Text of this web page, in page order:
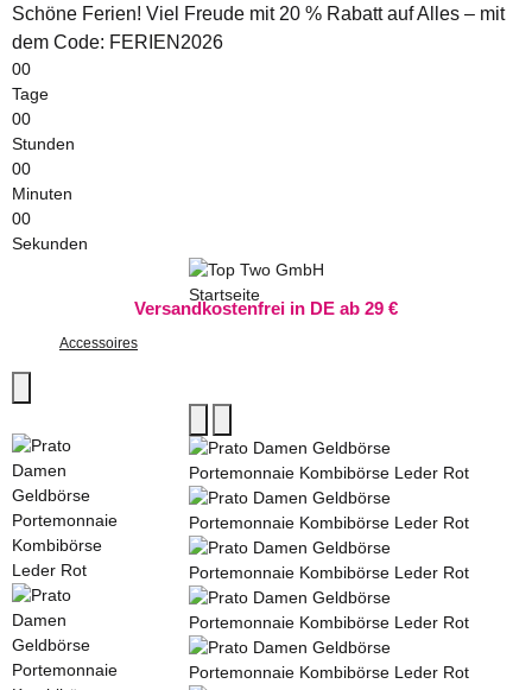
Schöne Ferien! Viel Freude mit 20 % Rabatt auf Alles – mit
dem Code: FERIEN2026
00
Tage
00
Stunden
00
Minuten
00
Sekunden
Versandkostenfrei in DE ab 29 €
Accessoires